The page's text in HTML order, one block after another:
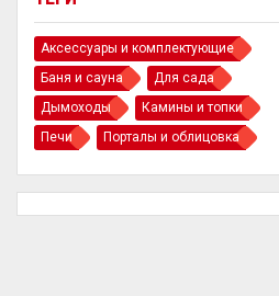
Аксессуары и комплектующие
Баня и сауна
Для сада
Дымоходы
Камины и топки
Печи
Порталы и облицовка